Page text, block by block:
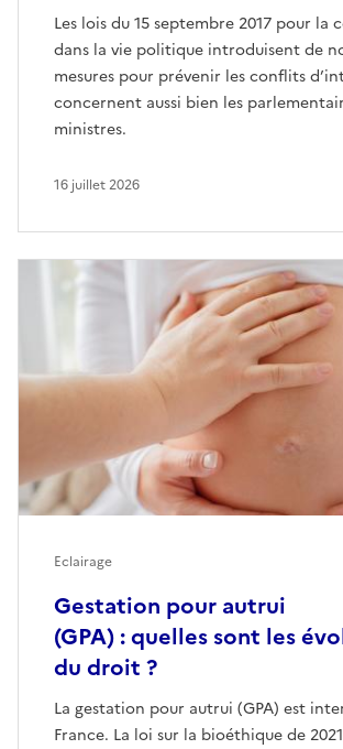
Les lois du 15 septembre 2017 pour la
dans la vie politique introduisent de
mesures pour prévenir les conflits
concernent aussi bien les
ministres.
16 juillet 2026
Gestation pour autrui
(GPA) : quelles sont les
du droit ?
La gestation pour autrui (GPA) est
France. La loi sur la bioéthique de
Eclairage